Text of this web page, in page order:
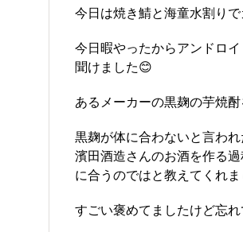
今日は焼き鯖と海童水割り
今日暇やったからアンドロ
聞けました😊
あるメーカーの黒麹の芋焼
黒麹が体に合わないと言わ
濱田酒造さんのお酒を作る
に合うのではと教えてくれ
すごい褒めてましたけど忘